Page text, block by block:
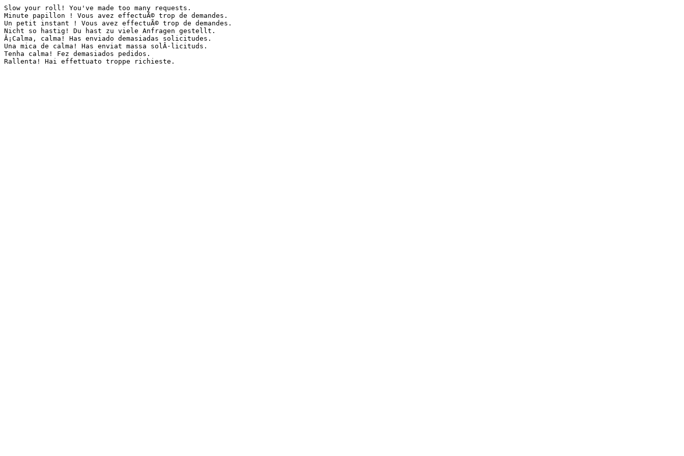
Slow your roll! You've made too many requests.
Minute papillon ! Vous avez effectuÃ© trop de demandes.
Un petit instant ! Vous avez effectuÃ© trop de demandes.
Nicht so hastig! Du hast zu viele Anfragen gestellt.
Â¡Calma, calma! Has enviado demasiadas solicitudes.
Una mica de calma! Has enviat massa solÂ·licituds.
Tenha calma! Fez demasiados pedidos.
Rallenta! Hai effettuato troppe richieste.